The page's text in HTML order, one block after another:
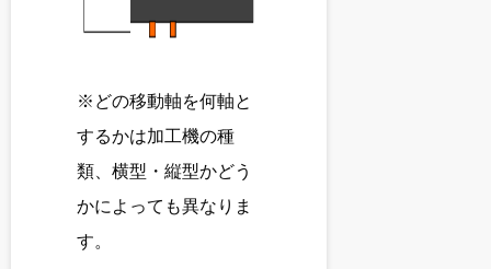
※どの移動軸を何軸と
するかは加工機の種
類、横型・縦型かどう
かによっても異なりま
す。